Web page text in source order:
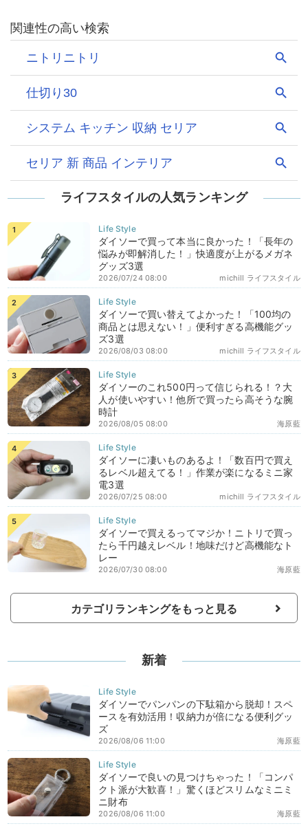
ライフスタイルの人気ランキング
ダイソーで買って本当に良かった！「長年の
悩みが即解消した！」快適度が上がるメガネ
グッズ3選
michill ライフスタイル
2026/07/24 08:00
ダイソーで買い替えてよかった！「100均の
商品とは思えない！」便利すぎる高機能グッ
ズ3選
michill ライフスタイル
2026/08/03 08:00
ダイソーのこれ500円って信じられる！？大
人が使いやすい！他所で買ったら高そうな腕
時計
海原藍
2026/08/05 08:00
ダイソーに凄いものあるよ！「数百円で買え
るレベル超えてる！」作業が楽になるミニ家
電3選
michill ライフスタイル
2026/07/25 08:00
ダイソーで買えるってマジか！ニトリで買っ
たら千円越えレベル！地味だけど高機能なト
レー
海原藍
2026/07/30 08:00
カテゴリランキングをもっと見る
新着
ダイソーでパンパンの下駄箱から脱却！スペ
ースを有効活用！収納力が倍になる便利グッ
ズ
海原藍
2026/08/06 11:00
ダイソーで良いの見つけちゃった！「コンパ
クト派が大歓喜！」驚くほどスリムなミニミ
ニ財布
海原藍
2026/08/06 11:00